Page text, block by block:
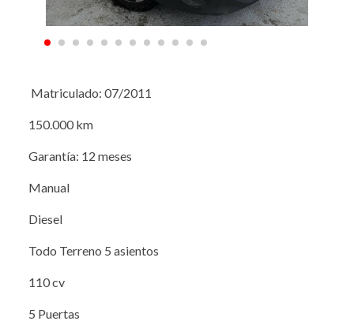
Matriculado: 07/2011
150.000 km
Garantía: 12 meses
Manual
Diesel
Todo Terreno 5 asientos
110 cv
5 Puertas